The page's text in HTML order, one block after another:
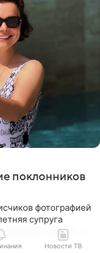
поклонников
фотографией
супруга
снимок, на
монокини
Новости ТВ